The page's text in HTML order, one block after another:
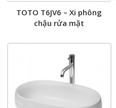
TOTO T6JV6 – Xi phông
chậu rửa mặt